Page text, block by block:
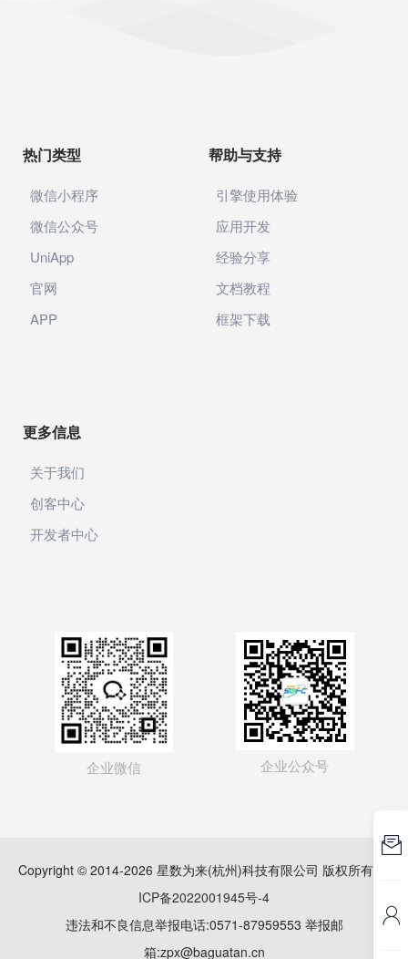
热门类型
微信小程序
微信公众号
UniApp
官网
APP
帮助与支持
引擎使用体验
应用开发
经验分享
文档教程
框架下载
更多信息
关于我们
创客中心
开发者中心
企业微信 企业公众号
Copyright © 2014-2026 星数为来(杭州)科技有限公司 版权所有
ICP备2022001945号-4
违法和不良信息举报电话:0571-87959553 举报邮
箱:zpx@baguatan.cn

